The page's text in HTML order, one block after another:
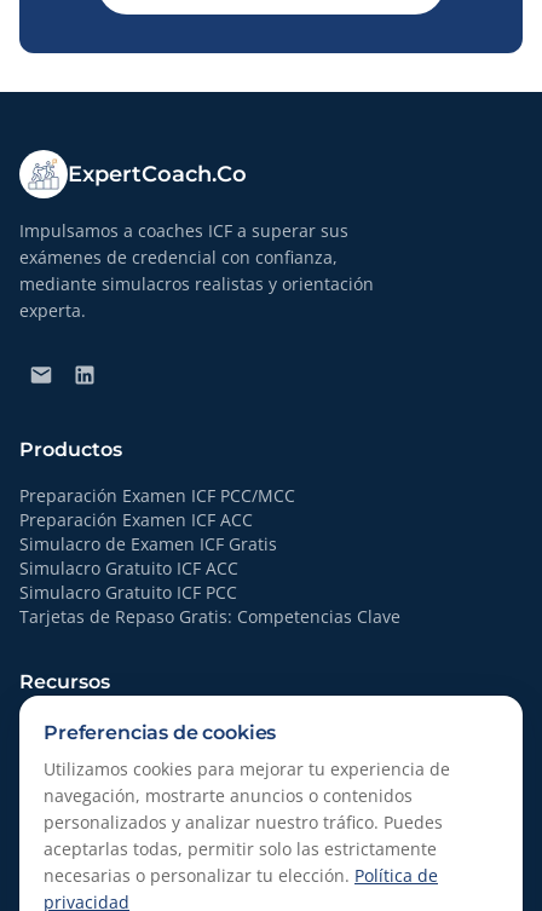
ExpertCoach.Co
Impulsamos a coaches ICF a superar sus
exámenes de credencial con confianza,
mediante simulacros realistas y orientación
experta.
Productos
Preparación Examen ICF PCC/MCC
Preparación Examen ICF ACC
Simulacro de Examen ICF Gratis
Simulacro Gratuito ICF ACC
Simulacro Gratuito ICF PCC
Tarjetas de Repaso Gratis: Competencias Clave
Recursos
Recursos
Legal
Política de Privacidad
Condiciones del Servicio
Preferencias de cookies
Utilizamos cookies para mejorar tu experiencia de
navegación, mostrarte anuncios o contenidos
personalizados y analizar nuestro tráfico. Puedes
aceptarlas todas, permitir solo las estrictamente
necesarias o personalizar tu elección. Política de
privacidad